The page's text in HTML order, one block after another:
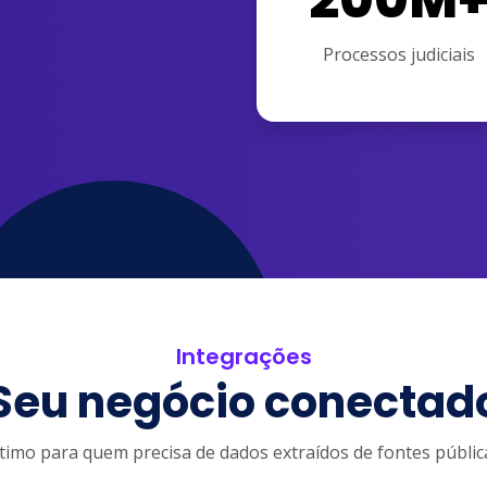
Processos judiciais
Integrações
negócio
para quem precisa de dados extraídos de fontes